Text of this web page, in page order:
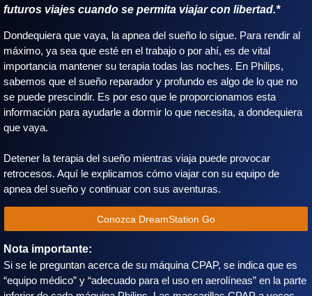
futuros viajes cuando se permita viajar con libertad.*
Dondequiera que vaya, la apnea del sueño lo sigue. Para rendir al
máximo, ya sea que esté en el trabajo o por ahí, es de vital
importancia mantener su terapia todas las noches. En Philips,
sabemos que el sueño reparador y profundo es algo de lo que no
se puede prescindir. Es por eso que le proporcionamos esta
información para ayudarle a dormir lo que necesita, a dondequiera
que vaya.
Detener la terapia del sueño mientras viaja puede provocar
retrocesos. Aquí le explicamos cómo viajar con su equipo de
apnea del sueño y continuar con sus aventuras.
Conozca DreamStation Go
Nota importante:
Si se le preguntan acerca de su máquina CPAP, se indica que es
“equipo médico” y “adecuado para el uso en aerolíneas” en la parte